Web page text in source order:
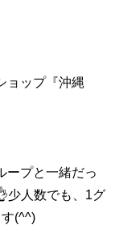
ョップ『沖縄
ープと一緒だっ
少人数でも、1グ
(^^)